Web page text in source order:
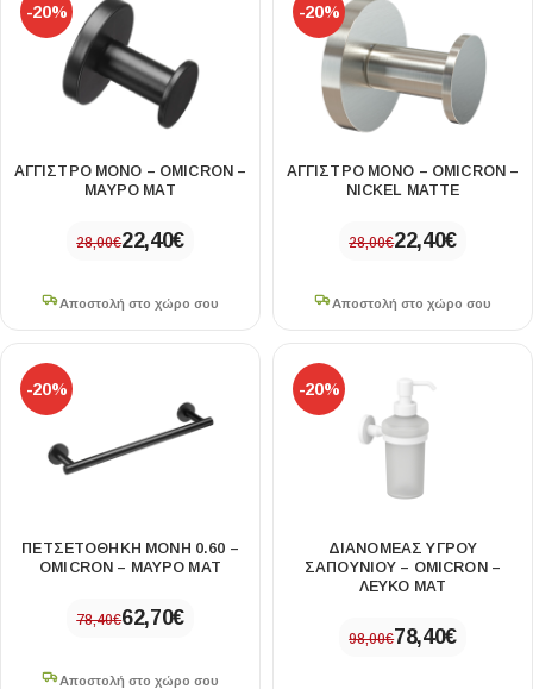
-20%
ΑΓΓΙΣΤΡΟ ΜΟΝΟ – OMICRON –
ΜΑΥΡΟ ΜΑΤ
28,00€22,40€
Αποστολή στο χώρο σου
-20%
ΑΓΓΙΣΤΡΟ ΜΟΝΟ – OMICRON –
NICKEL MATTE
28,00€22,40€
Αποστολή στο χώρο σου
-20%
ΠΕΤΣΕΤΟΘΗΚΗ ΜΟΝΗ 0.60 –
OMICRON – ΜΑΥΡΟ ΜΑΤ
78,40€62,70€
Αποστολή στο χώρο σου
-20%
ΔΙΑΝΟΜΕΑΣ ΥΓΡΟΥ
ΣΑΠΟΥΝΙΟΥ – OMICRON –
ΛΕΥΚΟ ΜΑΤ
98,00€78,40€